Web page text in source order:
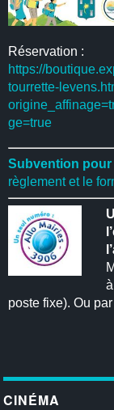
Réservation :
https://
tourrette-
ge=true
Subvention
règlement et le
poste fixe). Ou par
CINÉMA